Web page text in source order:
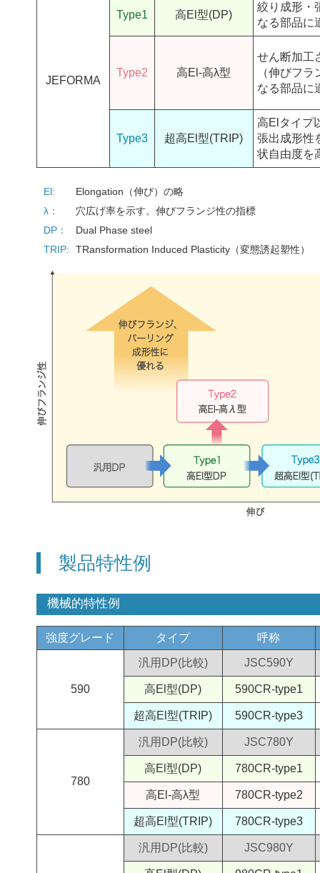
JEFORMA
Type1 高El型(DP)
絞り成形・
なる部品に
Type2 高El-高λ型
せん断加工
（伸びフ
なる部品に
Type3 超高El型(TRIP)
高Elタイプ
張出成形性
状自由度を
El:
Elongation（伸び）の略
λ：
穴広げ率を示す。伸びフランジ性の指標
DP：
Dual Phase steel
TRIP:
TRansformation Induced Plasticity（変態誘起塑性）
製品特性例
機械的特性例
強度グレード タイプ 呼称
590
汎用DP(比較) JSC590Y
高El型(DP) 590CR-type1
超高El型(TRIP) 590CR-type3
780
汎用DP(比較) JSC780Y
高El型(DP) 780CR-type1
高El-高λ型 780CR-type2
超高El型(TRIP) 780CR-type3
汎用DP(比較) JSC980Y